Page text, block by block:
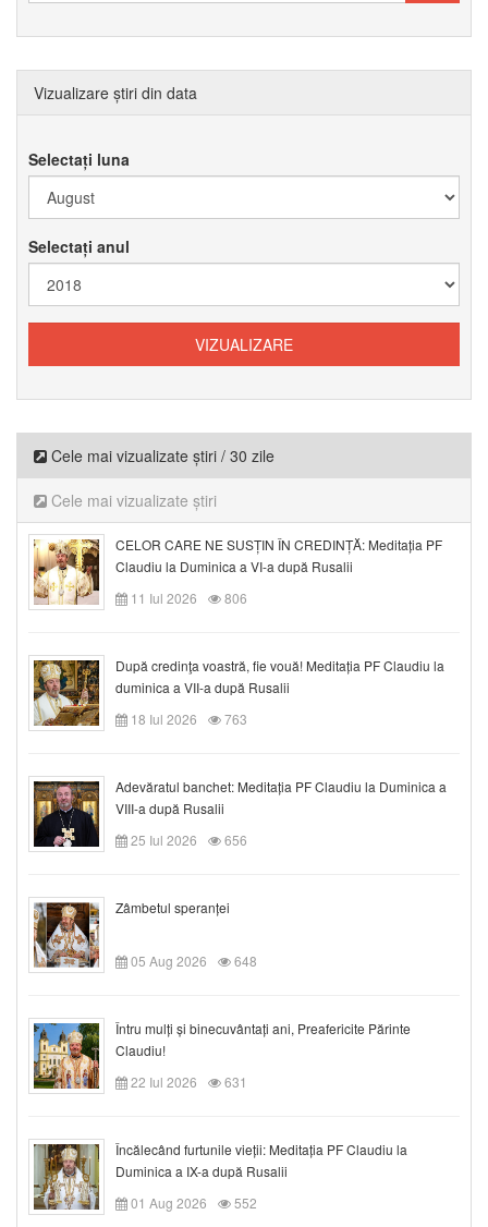
Vizualizare știri din data
Selectați luna
Selectați anul
Cele mai vizualizate știri / 30 zile
Cele mai vizualizate știri
CELOR CARE NE SUSȚIN ÎN CREDINȚĂ: Meditația PF
Claudiu la Duminica a VI-a după Rusalii
11 Iul 2026
806
După credinţa voastră, fie vouă! Meditația PF Claudiu la
duminica a VII-a după Rusalii
18 Iul 2026
763
Adevăratul banchet: Meditația PF Claudiu la Duminica a
VIII-a după Rusalii
25 Iul 2026
656
Zâmbetul speranței
05 Aug 2026 648
Întru mulți și binecuvântați ani, Preafericite Părinte
Claudiu!
22 Iul 2026
631
Încălecând furtunile vieții: Meditația PF Claudiu la
Duminica a IX-a după Rusalii
01 Aug 2026
552